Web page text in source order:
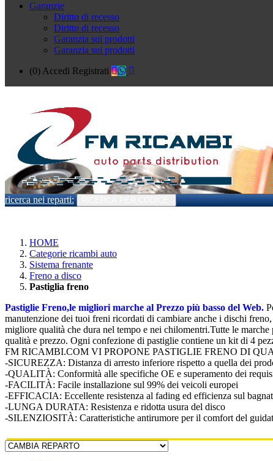
Garanzie
Diritto di recesso
Diritto di recesso
Garanzia sui prodotti
Garanzia sui prodotti
(0) Accedi Registrati
ricerca nei reparti:
HOME
Categorie ricambi auto
Sistema frenante
Freno a disco
Pastiglia freno
Pastiglie Freno,le migliori marche al Prezzo più basso del Web.
manutenzione dei tuoi freni ricordati di cambiare anche i dischi
migliore qualità che dura nel tempo e nei chilomentri.Tutte le
qualità e prezzo. Ogni confezione di pastiglie contiene un kit di 4
FM RICAMBI.COM VI PROPONE PASTIGLIE FRENO DI
-SICUREZZA: Distanza di arresto inferiore rispetto a quella dei
-QUALITÀ: Conformità alle specifiche OE e superamento dei
-FACILITÀ: Facile installazione sul 99% dei veicoli europei
-EFFICACIA: Eccellente resistenza al fading ed efficienza sul
-LUNGA DURATA: Resistenza e ridotta usura del disco
-SILENZIOSITÀ: Caratteristiche antirumore per il comfort del